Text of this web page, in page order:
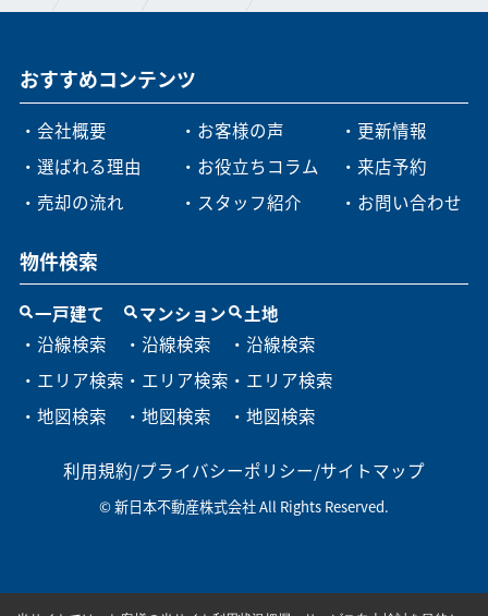
おすすめコンテンツ
・会社概要
・選ばれる理由
・売却の流れ
・お客様の声
・お役立ちコラム
・スタッフ紹介
・更新情報
・来店予約
・お問い合わせ
物件検索
一戸建て
・沿線検索
・エリア検索
・地図検索
マンション
・沿線検索
・エリア検索
・地図検索
土地
・沿線検索
・エリア検索
・地図検索
利用規約/プライバシーポリシー/サイトマップ
© 新日本不動産株式会社 All Rights Reserved.